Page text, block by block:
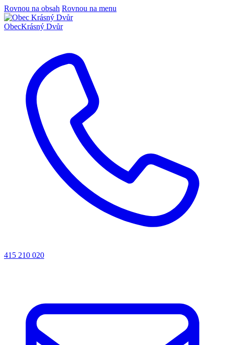
Rovnou na obsah Rovnou na menu
ObecKrásný Dvůr
415 210 020